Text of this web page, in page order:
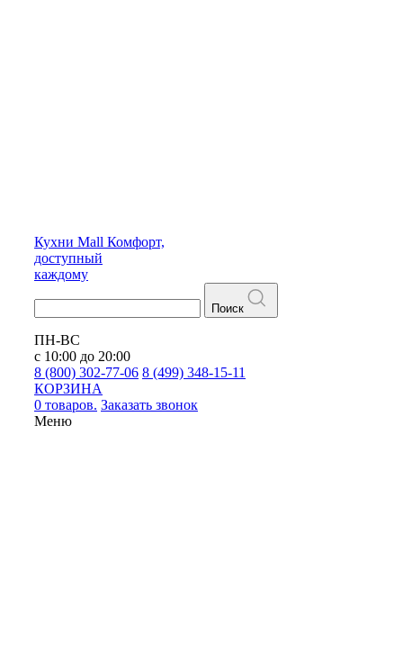
Кухни Mall Комфорт,
доступный
каждому
Поиск
ПН-ВС
с 10:00 до 20:00
8 (800) 302-77-06 8 (499) 348-15-11
КОРЗИНА
0 товаров. Заказать звонок
Меню